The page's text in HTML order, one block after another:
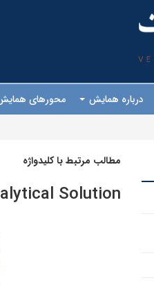
درباره همایش محورهای
مطالب مرتبط با کلیدواژه
Solution